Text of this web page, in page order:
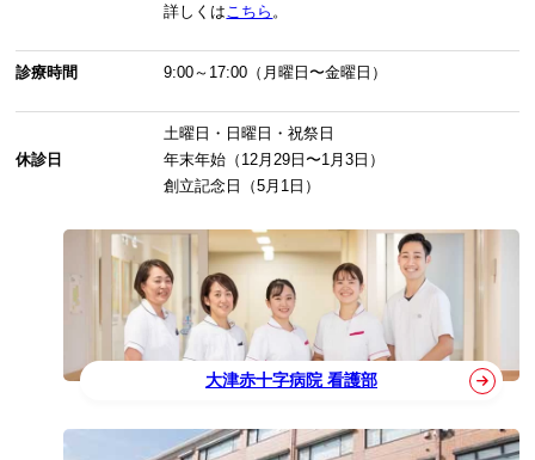
詳しくはこちら 。
診療時間 9:00～17:00（月曜日〜金曜日）
休診日
土曜日・日曜日・祝祭日
年末年始（12月29日〜1月3日）
創立記念日（5月1日）
大津赤十字病院 看護部